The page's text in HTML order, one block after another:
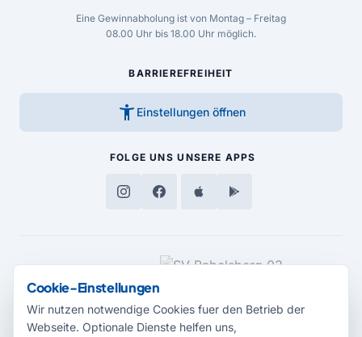
Eine Gewinnabholung ist von Montag – Freitag
08.00 Uhr bis 18.00 Uhr möglich.
BARRIEREFREIHEIT
accessibility_new Einstellungen öffnen
FOLGE UNS UNSERE APPS
MEDIENPARTNER
Cookie-Einstellungen
Wir nutzen notwendige Cookies fuer den Betrieb der
Webseite. Optionale Dienste helfen uns,